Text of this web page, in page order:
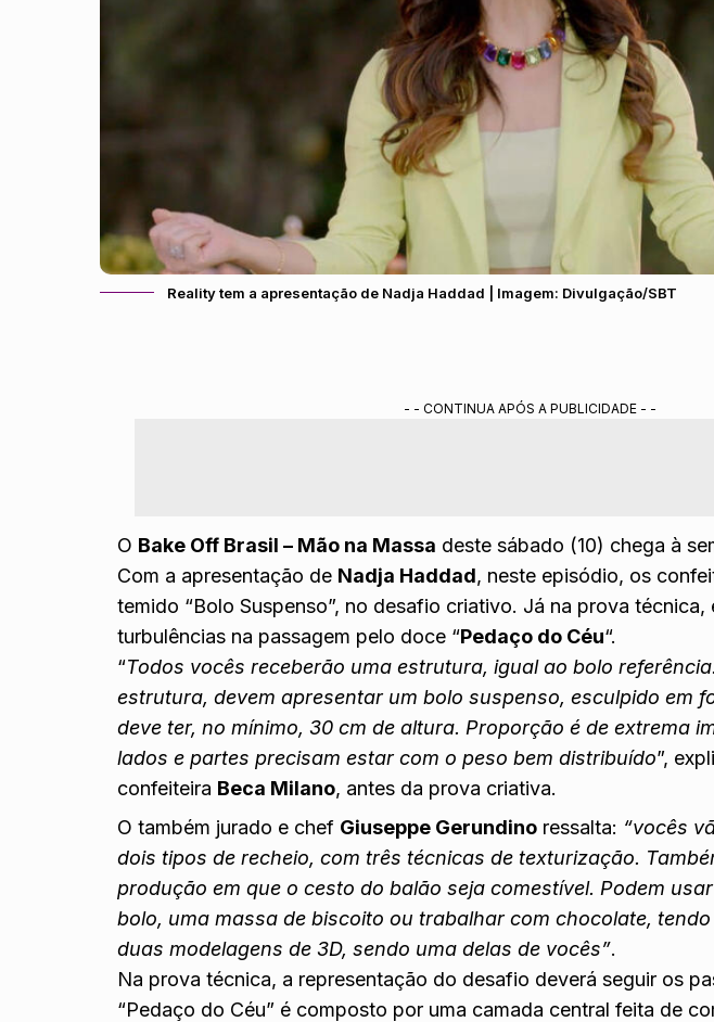
Reality tem a apresentação de Nadja Haddad | Imagem: Divulgação/SBT
- - CONTINUA APÓS A PUBLICIDADE - -
O Bake Off Brasil – Mão na Massa deste sábado (10) chega à
Com a apresentação de Nadja Haddad, neste episódio, os
temido “Bolo Suspenso”, no desafio criativo. Já na prova técnica,
turbulências na passagem pelo doce “Pedaço do Céu“.
“Todos vocês receberão uma estrutura, igual ao bolo
estrutura, devem apresentar um bolo suspenso, esculpido em
deve ter, no mínimo, 30 cm de altura. Proporção é de extrema
lados e partes precisam estar com o peso bem distribuído”,
confeiteira Beca Milano, antes da prova criativa.
O também jurado e chef Giuseppe Gerundino ressalta: “vocês
dois tipos de recheio, com três técnicas de texturização.
produção em que o cesto do balão seja comestível. Podem
bolo, uma massa de biscoito ou trabalhar com chocolate,
duas modelagens de 3D, sendo uma delas de vocês”.
Na prova técnica, a representação do desafio deverá seguir os
“Pedaço do Céu” é composto por uma camada central feita de